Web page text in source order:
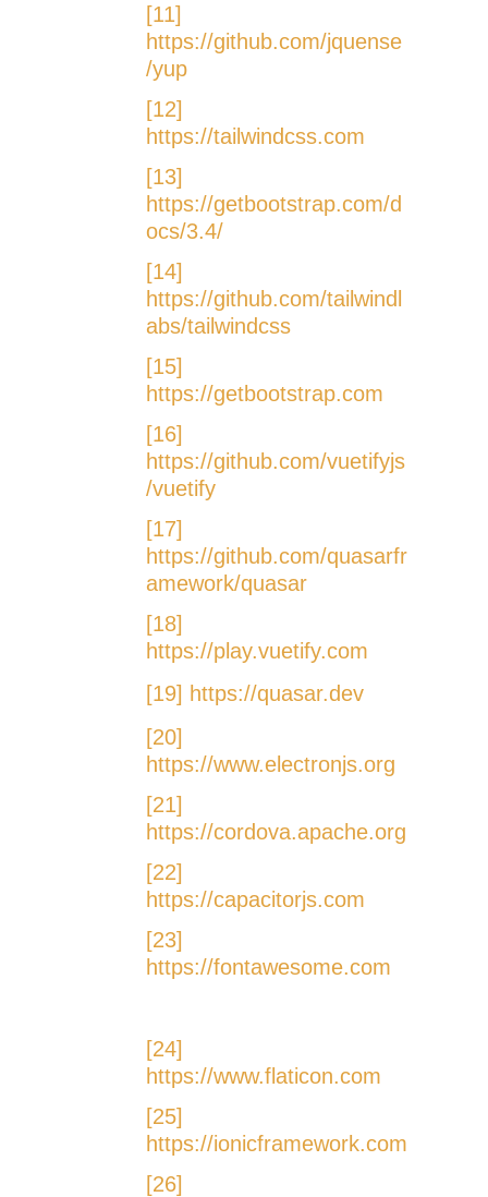
[11]
https://github.com/jquense
/yup
[12]
https://tailwindcss.com
[13]
https://getbootstrap.com/d
ocs/3.4/
[14]
https://github.com/tailwindl
abs/tailwindcss
[15]
https://getbootstrap.com
[16]
https://github.com/vuetifyjs
/vuetify
[17]
https://github.com/quasarfr
amework/quasar
[18]
https://play.vuetify.com
[19] https://quasar.dev
[20]
https://www.electronjs.org
[21]
https://cordova.apache.org
[22]
https://capacitorjs.com
[23]
https://fontawesome.com
[24]
https://www.flaticon.com
[25]
https://ionicframework.com
[26]